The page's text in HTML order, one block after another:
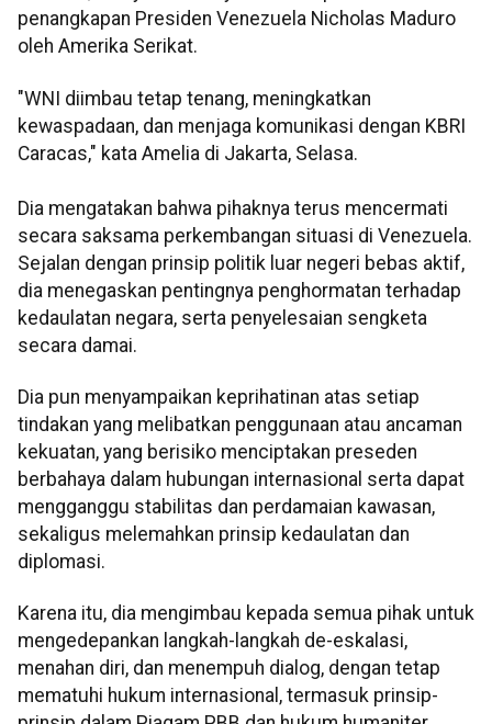
penangkapan Presiden Venezuela Nicholas Maduro
oleh Amerika Serikat.
"WNI diimbau tetap tenang, meningkatkan
kewaspadaan, dan menjaga komunikasi dengan KBRI
Caracas," kata Amelia di Jakarta, Selasa.
Dia mengatakan bahwa pihaknya terus mencermati
secara saksama perkembangan situasi di Venezuela.
Sejalan dengan prinsip politik luar negeri bebas aktif,
dia menegaskan pentingnya penghormatan terhadap
kedaulatan negara, serta penyelesaian sengketa
secara damai.
Dia pun menyampaikan keprihatinan atas setiap
tindakan yang melibatkan penggunaan atau ancaman
kekuatan, yang berisiko menciptakan preseden
berbahaya dalam hubungan internasional serta dapat
mengganggu stabilitas dan perdamaian kawasan,
sekaligus melemahkan prinsip kedaulatan dan
diplomasi.
Karena itu, dia mengimbau kepada semua pihak untuk
mengedepankan langkah-langkah de-eskalasi,
menahan diri, dan menempuh dialog, dengan tetap
mematuhi hukum internasional, termasuk prinsip-